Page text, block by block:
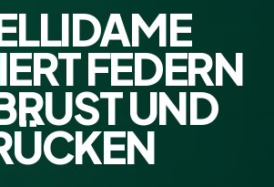
FEDERN
UND